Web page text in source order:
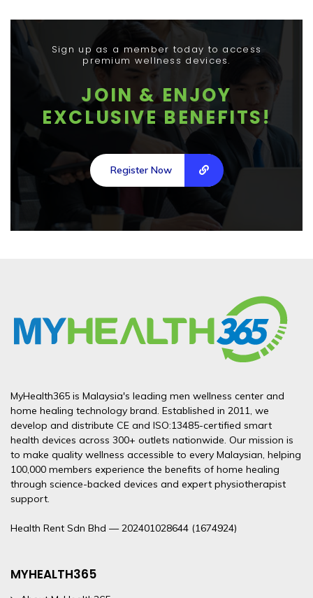
基础，但以下情况建议您尽快联系专业健康顾问： 排尿症
状持续超过两周，或出现尿血 盆腔、会阴或下背部出现持
续性疼痛 勃起功能明显下降，且自行调整生活方式后无改
善 体检发现 PSA（前列腺特异性抗原）数值异常 早期介入
的效果远优于拖延处理。MyHealth365 的专业团队拥有超
询专业健康顾问。 哪类男性最需要关注前列腺保健疗程？
并非所有男性都处于同等的前列腺健康风险中。以下几类人
群，更应主动了解和考虑专业的前列腺保健疗程： 1. 40岁
以上男性 前列腺问题的发生率在40岁后显著上升。即使目
前没有明显症状，定期评估和保健管理也是维护长期健康的
明智选择。 2. 有家族病史者 父亲或兄弟曾患前列腺相关疾
病的男性，遗传风险相对较高。这类人群应比一般人更早关
注前列腺保健，并定期进行健康评估。 3. 长期久坐的上班
族 办公室工作、长途驾驶或需要长时间坐立的职业，都会
炎症。合理的保健疗程和生活习惯调整，对这类人群尤为重
要。 4. 已出现轻度排尿症状者 排尿犹豫、夜间起夜次数增
主动健康管理，而非等待症状出现。对于这类人群，前列腺
保健疗程是其整体健康计划的重要组成部分。 咨询
MyHealth365，让专业团队通过个性化健康测试，协助您
了解身体状态，并制定更有方向的前列腺保健计划。 前列
个层面，从日常监测到设备辅助，不同需求对应不同方案。
家用保健设备 针对有前列腺保健需求的用户，市场上有多
种经认证的家用健康设备，可在专业指导下辅助日常保健管
理。MyHealth365 男性健康中心Kl 和 Sri Petaling 专注于
研发和推广此类设备，拥有超过14年的行业经验，并为用
户提供灵活的购买、租用及转售方案，让优质健康管理触手
可及。 个性化健康评估 在开始任何前列腺保健疗程之前，
先了解自身健康状况非常重要。个性化健康测试可帮助评估
务，协助男性更清楚掌握身体变化，做出更有根据的健康管
内也含有少量雌激素），也被认为会影响前列腺细胞的活
性，进一步促进肥大。 3. 遗传与家族史 若父亲或兄弟曾患
前列腺肥大，则个人的患病风险相对较高。遗传因素在前列
因素 肥胖、缺乏运动、长期高脂饮食及代谢综合征（包括
高血压、高血糖、高血脂）均与前列腺肥大风险的上升有
关。马来西亚男性由于饮食结构偏重油腻、高糖食物，值得
特别关注这方面的健康管理。 5. 慢性炎症 部分研究显示，
前列腺的长期慢性炎症可能加速细胞增生，是前列腺肥大的
潜在诱因之一。 进一步了解前列腺保健方法，掌握更适合
中年男性的健康管理方向。 前列腺肥大的常见症状 症状轻
重因人而异，但以下情况值得警惕： 排尿困难或需用力才
建议尽早寻求专业健康咨询，避免拖延影响生活质量及肾脏
功能。 正面临排尿困难或夜尿频繁的困扰？联系
MyHealth365，了解生物共振疗法如何从整体层面支援您
的健康管理。 生物共振疗法如何支援前列腺健康？
MyHealth365 专注于为客户提供非侵入性的整体健康方
相信真正的男性健康管理，应从身体循环、能量平衡与日常
恢复力等根本层面入手，而不只是缓解表面症状。 生物共
振疗法（Bioresonance Therapy）是一种利用身体生物电
磁频率进行检测与调节的非侵入性技术。其原理是通过检测
身体各组织的能量频率，识别潜在失衡区域，并发送相应频
率信号加以调节，从而支援身体的自然修复能力。 对于前
康计划的一部分，配合健康检测、生活方式调整及个性化健
力、循环状态到长期健康基础进行持续改善。
掌握更适合自己的身体调理方向。 别让血液循环问题继续
拖慢身体状态。立即联系 MyHealth365，了解细胞修复疗
程与居家健康设备方案，踏出恢复活力的第一步。 男性血
液循环不好的主要原因 血液循环问题通常不是单一原因造
成的。以下是马来西亚男性最常见的几个根本因素： 1. 久
坐的生活方式 长时间坐在办公室或车内，下肢血液流动减
缓，形成所谓的「静脉瘀滞」。这是现代男性最普遍、也最
容易被忽视的循环问题成因。 2. 慢性压力与睡眠不足 压力
荷尔蒙皮质醇会收缩血管，长期处于高压状态会导致血管弹
复的关键时段。 3. 慢性疾病的影响 糖尿病、高血压和高胆
固醇是马来西亚男性三大慢性病，同时也是损害微循环的主
环。 如果您正面对排尿不顺、下腹不适或男性活力下降，
可进一步了解 男士血液循环不好前列腺，掌握血流状态与
前列腺健康之间的关系。 立即联系 MyHealth365，让专业
团队为您安排健康咨询，并提供适合的循环修复方案。 为
的产品，从保健品到运动器材都有。然而，这些方法大多只
能在短期内缓解不适，无法针对细胞层面的根本问题。 血
液循环不良的核心在于微血管功能受损以及细胞的自我修复
能力下降。单靠喝更多水或吃维生素，对这个层面的影响极
为有限。 真正有效的介入需要针对细胞修复机制，重建身
体自然的循环节律。 MyHealth365 的细胞修复与恢复疗程
比较项目 普通保健方式 MyHealth365 细胞修复疗程 针对
分可以 是，设备可租借 个人化方案 否 是，搭配健康检测
有，专业顾问指导 MyHealth365 拥有超过 14 年的健康设
龄增长的正常反应。但当一觉醒来依然精神不振，喝了咖啡
也提不起劲，这种疲惫感可能已经超出了休息能解决的范
围。 长期疲劳的根源，往往藏在一个容易被忽视的地方：
身细胞，身体便进入一种慢性低效状态。肌肉恢复慢、脑力
下降、睡眠质量差，这些看似独立的问题，背后往往共享同
一个成因。MyHealth365 男性健康中心 专注于从循环健康
切入，帮助男性找回真正的体力与活力。 循环健康与男性
疲劳恢复的关系 男性循环健康并不仅指心脏功能，而是涵
盖整个血液、淋巴及微循环系统的综合状态。一个健康的循
环系统能够： 每分钟将氧气和葡萄糖精准输送至数以亿计
的细胞 高效清除肌肉代谢产生的乳酸及其他废物 维持体温
常见的男性疲劳症状与循环健康之间的关联，以及修复疗程
的针对性作用： 症状类型 可能原因 循环疗程的作用 长期疲
惫感 血液循环不良，细胞供氧不足 改善末梢循环，提升组
织含氧量 晨起无力 睡眠质量差，恢复效率低 促进淋巴排
头部循环 四肢冰冷酸痛 末梢血液循环受阻 热磁与低周波疗
程改善末梢血流 想更系统地了解血液循环、身体机能与男
性活力之间的关系，可从 如何恢复性能力 开始，掌握更适
合自己的改善方向。 如果您正面对长期疲劳或活力下降，
男性血液循环 是认识身体恢复能力与男性健康管理的重要
起点。 修复疗程如何帮助男性疲劳恢复 MyHealth365 提
供的修复疗程，核心目标是通过改善血液循环来恢复身体的
自然修复能力，进一步支持男性活力与整体机能提升。这不
被广泛应用于促进血液微循环。这类设备通过非侵入性方式
Read more
很多男性在 40 岁之后开始注意到，体力大不如前，夫妻生
活的质量也悄悄下滑。这不是单纯的老化，而是身体在向你
发出信号：血液循环变慢了，细胞修复能力减退了。 男人
如何提高性能力？答案不只是依赖补品或药物。真正持久的
将带你了解背后的成因，以及目前可以采取的实际行动。
性能力不足的真正原因 性功能障碍在马来西亚男性中相当
普遍，但许多人不了解其背后的生理成因。性能力下降通常
与以下因素密切相关： 血液循环不畅：阴茎勃起依赖充足
的血液供应。当心血管功能减退，血流受阻，勃起质量自然
下降。 慢性疾病影响：高血压、糖尿病与高胆固醇是损害
血管功能的主要因素，也是性功能障碍的常见前兆。 荷尔
活压力与睡眠不足：长期压力会升高皮质醇，抑制睾酮分
致盆底肌群弱化，血液循环变差。 想改善长期疲劳、体力
What Is Bio Resonance Therapy? A
Wellness
Sign up as a member today to access
premium wellness devices.
JOIN & ENJOY
EXCLUSIVE BENEFITS!
Register Now
MyHealth365 is Malaysia's leading men wellness center and
home healing technology brand. Established in 2011, we
develop and distribute CE and ISO:13485-certified smart
health devices across 300+ outlets nationwide. Our mission is
to make quality wellness accessible to every Malaysian, helping
100,000 members experience the benefits of home healing
through science-backed devices and expert physiotherapist
support.
Health Rent Sdn Bhd — 202401028644 (1674924)
MYHEALTH365